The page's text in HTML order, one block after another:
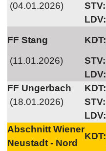
(04.01.2026)
STV:
LDV:
FF Stang
KDT:
(11.01.2026)
STV:
LDV:
FF Ungerbach
KDT:
(18.01.2026)
STV:
LDV:
Abschnitt Wiener
Neustadt - Nord
KDT: